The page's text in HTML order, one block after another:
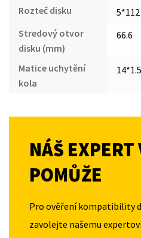
Rozteč disku
5*112
Stredový otvor
disku (mm)
66.6
Matice uchytění
kola
14*1.5
NÁŠ EXPERT
POMŮŽE
Pro ověření kompatibility
zavolejte našemu